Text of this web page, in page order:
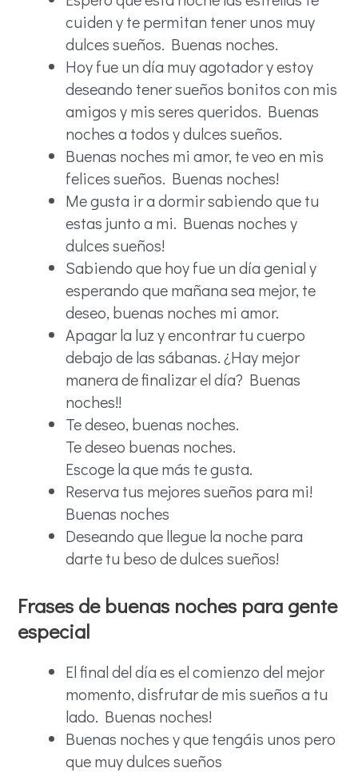
cuiden y te permitan tener unos muy
dulces sueños. Buenas noches.
Hoy fue un día muy agotador y estoy
deseando tener sueños bonitos con mis
amigos y mis seres queridos. Buenas
noches a todos y dulces sueños.
Buenas noches mi amor, te veo en mis
felices sueños. Buenas noches!
Me gusta ir a dormir sabiendo que tu
estas junto a mi. Buenas noches y
dulces sueños!
Sabiendo que hoy fue un día genial y
esperando que mañana sea mejor, te
deseo, buenas noches mi amor.
Apagar la luz y encontrar tu cuerpo
debajo de las sábanas. ¿Hay mejor
manera de finalizar el día? Buenas
noches!!
Te deseo, buenas noches.
Te deseo buenas noches.
Escoge la que más te gusta.
Reserva tus mejores sueños para mi!
Buenas noches
Deseando que llegue la noche para
darte tu beso de dulces sueños!
Frases de buenas noches para gente
especial
El final del día es el comienzo del mejor
momento, disfrutar de mis sueños a tu
lado. Buenas noches!
Buenas noches y que tengáis unos pero
que muy dulces sueños